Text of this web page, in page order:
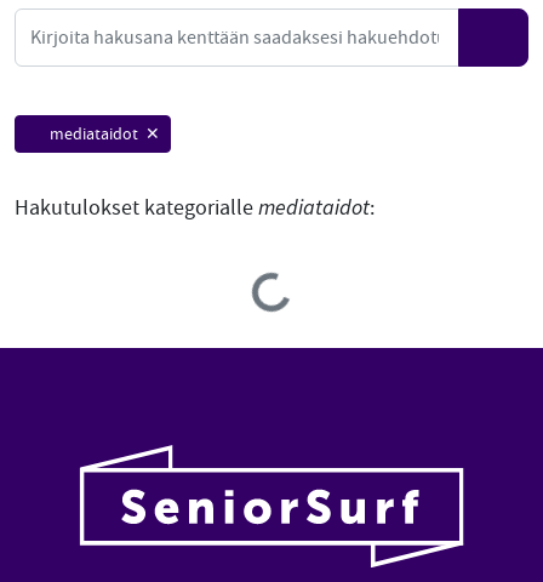
Haku
Hae
mediataidot ✕
Hakutulokset kategoriallemediataidot:
Loading...